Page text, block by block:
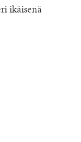
ikäisenä